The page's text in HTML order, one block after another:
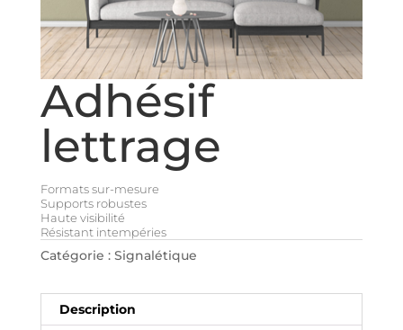
Adhésif
lettrage
Formats sur-mesure
Supports robustes
Haute visibilité
Résistant intempéries
Catégorie : Signalétique
Description